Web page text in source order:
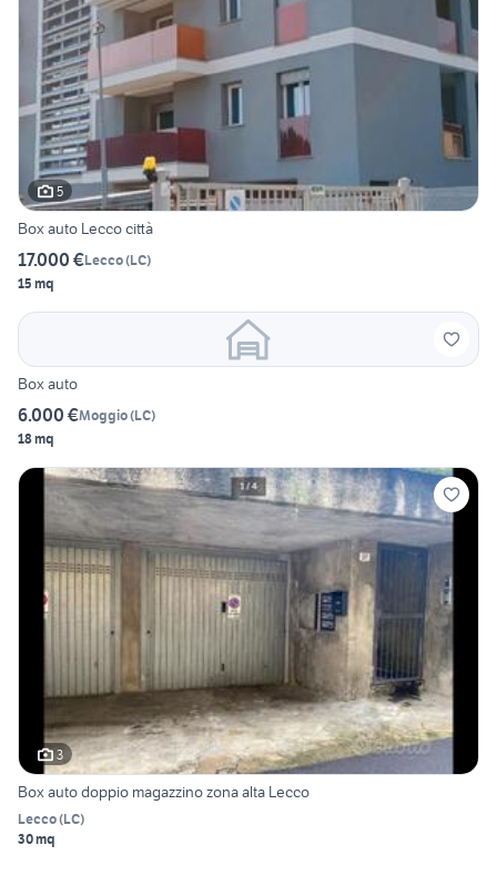
5
Box auto Lecco città
17.000 €Lecco(LC)
15 mq
Box auto
6.000 €Moggio(LC)
18 mq
3
Box auto doppio magazzino zona alta Lecco
Lecco(LC)
30 mq